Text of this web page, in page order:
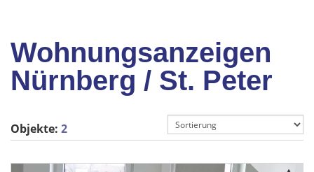
Wohnungsanzeigen
Nürnberg / St. Peter
Objekte: 2